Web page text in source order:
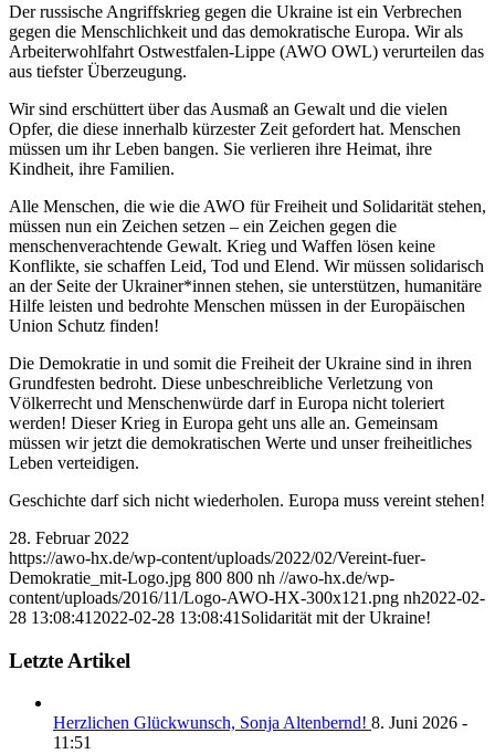
Der russische Angriffskrieg gegen die Ukraine ist ein Verbrechen
gegen die Menschlichkeit und das demokratische Europa. Wir als
Arbeiterwohlfahrt Ostwestfalen-Lippe (AWO OWL) verurteilen das
aus tiefster Überzeugung.
Wir sind erschüttert über das Ausmaß an Gewalt und die vielen
Opfer, die diese innerhalb kürzester Zeit gefordert hat. Menschen
müssen um ihr Leben bangen. Sie verlieren ihre Heimat, ihre
Kindheit, ihre Familien.
Alle Menschen, die wie die AWO für Freiheit und Solidarität stehen,
müssen nun ein Zeichen setzen – ein Zeichen gegen die
menschenverachtende Gewalt. Krieg und Waffen lösen keine
Konflikte, sie schaffen Leid, Tod und Elend. Wir müssen solidarisch
an der Seite der Ukrainer*innen stehen, sie unterstützen, humanitäre
Hilfe leisten und bedrohte Menschen müssen in der Europäischen
Union Schutz finden!
Die Demokratie in und somit die Freiheit der Ukraine sind in ihren
Grundfesten bedroht. Diese unbeschreibliche Verletzung von
Völkerrecht und Menschenwürde darf in Europa nicht toleriert
werden! Dieser Krieg in Europa geht uns alle an. Gemeinsam
müssen wir jetzt die demokratischen Werte und unser freiheitliches
Leben verteidigen.
Geschichte darf sich nicht wiederholen. Europa muss vereint stehen!
28. Februar 2022
https://awo-hx.de/wp-content/uploads/2022/02/Vereint-fuer-
Demokratie_mit-Logo.jpg 800 800 nh //awo-hx.de/wp-
content/uploads/2016/11/Logo-AWO-HX-300x121.png nh2022-02-
28 13:08:41 2022-02-28 13:08:41 Solidarität mit der Ukraine!
Letzte Artikel
Herzlichen Glückwunsch, Sonja Altenbernd! 8. Juni 2026 -
11:51